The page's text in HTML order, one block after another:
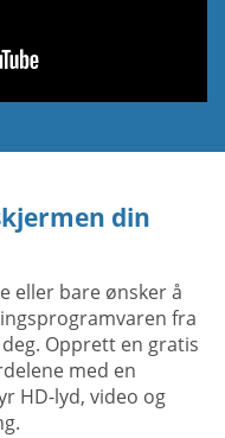
din
eller bare ønsker å
fra
Opprett en gratis
med en
HD-lyd, video og